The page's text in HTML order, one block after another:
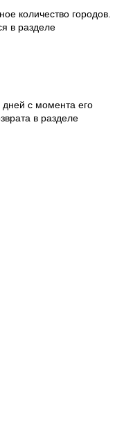
количество городов.
в разделе
дней с момента его
в разделе